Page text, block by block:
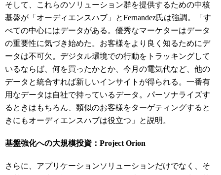
そして、これらのソリューション群を提供するための中核
基盤が「オーディエンスハブ」とFernandez氏は強調。「す
べての中心にはデータがある。優秀なマーケターはデータ
の重要性に気づき始めた。お客様をより良く知るためにデ
ータは不可欠。デジタル環境での行動をトラッキングして
いるならば、何を買ったかとか、今月の電気代など、他の
データと統合すれば新しいインサイトが得られる。一番有
用なデータは自社で持っているデータ。パーソナライズす
るときはもちろん、類似のお客様をターゲティングすると
きにもオーディエンスハブは役立つ」と説明。
基盤強化への大規模投資：Project Orion
さらに、アプリケーションソリューションだけでなく、そ